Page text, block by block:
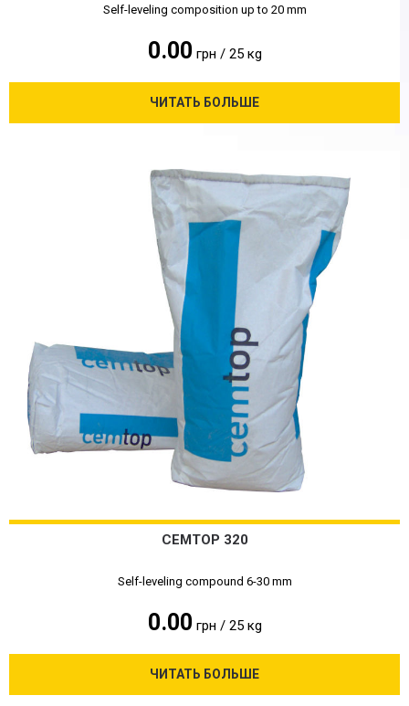
Self-leveling composition up to 20 mm
0.00 грн / 25 кg
ЧИТАТЬ БОЛЬШЕ
CEMTOP 320
Self-leveling compound 6-30 mm
0.00 грн / 25 кg
ЧИТАТЬ БОЛЬШЕ